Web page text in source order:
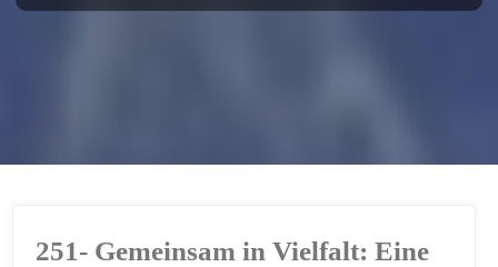
251- Gemeinsam in Vielfalt: Eine